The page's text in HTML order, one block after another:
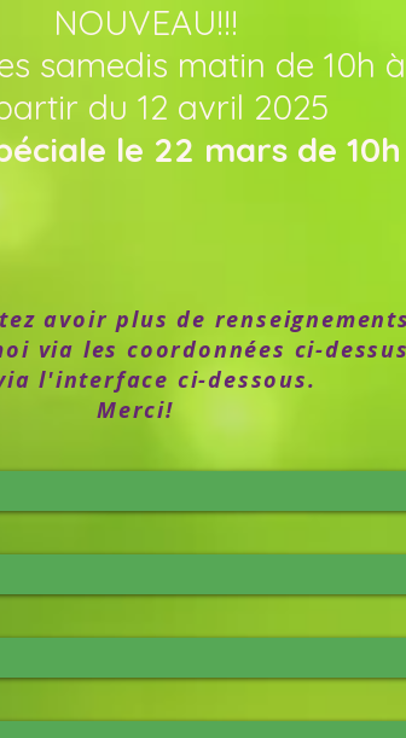
NOUVEAU!!!
samedis matin de 10h
du 12 avril 2025
le 22 mars de 10h
avoir plus de
via les coordonnées ci-
l'interface ci-dessous.
Merci!